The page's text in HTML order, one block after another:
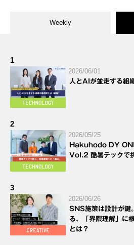
Weekly
1
2026/06/01
人とAIが並走する組
2
2026/05/25
Hakuhodo DY
Vol.2 酷暑テックで
3
2026/06/26
SNS施策は設計が鍵
る、「界隈理解」に
とは？